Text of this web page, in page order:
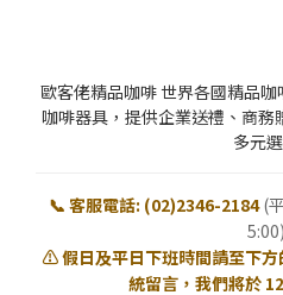
歐客佬精品咖啡 世界各國精品
咖啡器具，提供企業送禮、商
多元
📞 客服電話: (02)2346-2184 (
5:00)
⚠️ 假日及平日下班時間請至下
統留言，我們將於